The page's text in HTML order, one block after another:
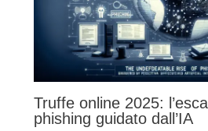
Truffe online 2025:
phishing guidato dall’IA